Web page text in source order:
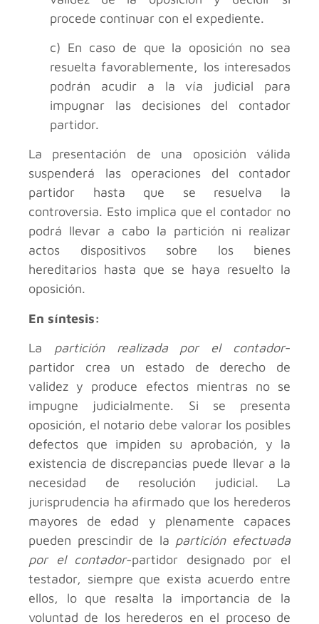
procede continuar con el expediente.
c) En caso de que la oposición no sea
resuelta favorablemente, los interesados
podrán acudir a la vía judicial para
impugnar las decisiones del contador
partidor.
La presentación de una oposición válida
suspenderá las operaciones del contador
partidor hasta que se resuelva la
controversia. Esto implica que el contador no
podrá llevar a cabo la partición ni realizar
actos dispositivos sobre los bienes
hereditarios hasta que se haya resuelto la
oposición.
En síntesis:
La partición realizada por el contador-
partidor crea un estado de derecho de
validez y produce efectos mientras no se
impugne judicialmente. Si se presenta
oposición, el notario debe valorar los posibles
defectos que impiden su aprobación, y la
existencia de discrepancias puede llevar a la
necesidad de resolución judicial. La
jurisprudencia ha afirmado que los herederos
mayores de edad y plenamente capaces
pueden prescindir de la partición efectuada
por el contador-partidor designado por el
testador, siempre que exista acuerdo entre
ellos, lo que resalta la importancia de la
voluntad de los herederos en el proceso de